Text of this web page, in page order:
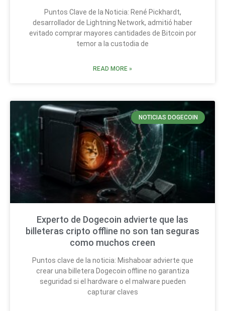
Puntos Clave de la Noticia: René Pickhardt,
desarrollador de Lightning Network, admitió haber
evitado comprar mayores cantidades de Bitcoin por
temor a la custodia de
READ MORE »
NOTICIAS DOGECOIN
Experto de Dogecoin advierte que las
billeteras cripto offline no son tan seguras
como muchos creen
Puntos clave de la noticia: Mishaboar advierte que
crear una billetera Dogecoin offline no garantiza
seguridad si el hardware o el malware pueden
capturar claves